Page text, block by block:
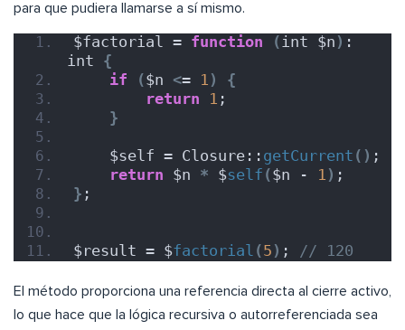
para que pudiera llamarse a sí mismo.
$factorial = function (int $n ) :
int {
if
($n <= 1 )
{
return
1 ;
}
    $self = Closure::
getCurrent () ;
return $n * $self ($n - 1 ) ;
} ;
$result = $factorial (5 ) ; // 120
El método proporciona una referencia directa al cierre activo,
lo que hace que la lógica recursiva o autorreferenciada sea